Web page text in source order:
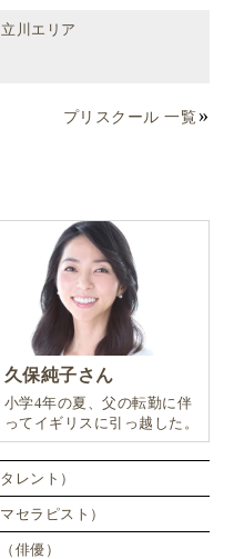
立川エリア
プリスクール 一覧
久保純子さん
小学4年の夏、父の転勤に伴
ってイギリスに引っ越した。
レント）
セラピスト）
俳優）